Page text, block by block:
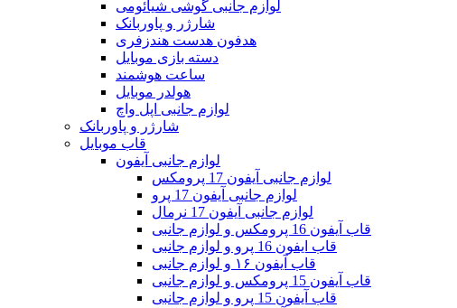
لوازم جانبی گوشی شیائومی
شارژر و پاوربانک
هدفون هدست هندزفری
دسته بازی موبایل
ساعت هوشمند
هولدر موبایل
لوازم جانبی اپل واچ
شارژر و پاوربانک
قاب موبایل
لوازم جانبی آیفون
لوازم جانبی آیفون 17 پرومکس
لوازم جانبی آیفون 17 پرو
لوازم جانبی آیفون 17 نرمال
قاب آیفون 16 پرومکس و لوازم جانبی
قاب ایفون 16 پرو و لوازم جانبی
قاب آیفون ۱۶ و لوازم جانبی
قاب آیفون 15 پرومکس و لوازم جانبی
قاب آیفون 15 پرو و لوازم جانبی